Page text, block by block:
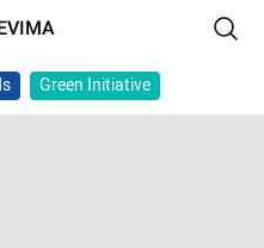
Green Initiative